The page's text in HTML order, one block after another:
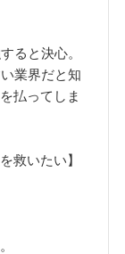
ると決心。
業界だと知
払ってしま
救いたい】